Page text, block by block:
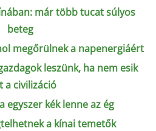
már több tucat súlyos
beteg
megőrülnek a napenergiáért
leszünk, ha nem esik
a civilizáció
egyszer kék lenne az ég
a kínai temetők